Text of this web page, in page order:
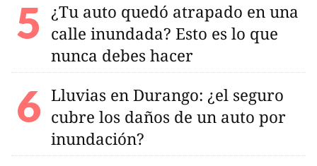
¿Tu auto quedó atrapado en una
calle inundada? Esto es lo que
nunca debes hacer
Lluvias en Durango: ¿el seguro
cubre los daños de un auto por
inundación?